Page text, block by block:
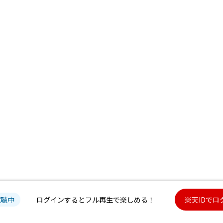
中 ログインするとフル再生で楽しめる！ 楽天IDでロ